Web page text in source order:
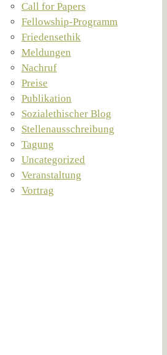
Call for Papers
Fellowship-Programm
Friedensethik
Meldungen
Nachruf
Preise
Publikation
Sozialethischer Blog
Stellenausschreibung
Tagung
Uncategorized
Veranstaltung
Vortrag